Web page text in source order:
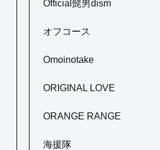
Official髭男dism
オフコース
Omoinotake
ORIGINAL LOVE
ORANGE RANGE
海援隊